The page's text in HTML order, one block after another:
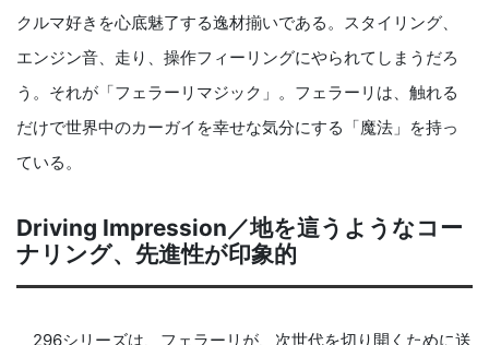
クルマ好きを心底魅了する逸材揃いである。スタイリング、
エンジン音、走り、操作フィーリングにやられてしまうだろ
う。それが「フェラーリマジック」。フェラーリは、触れる
だけで世界中のカーガイを幸せな気分にする「魔法」を持っ
ている。
Driving Impression／地を這うようなコー
ナリング、先進性が印象的
296シリーズは、フェラーリが、次世代を切り開くために送